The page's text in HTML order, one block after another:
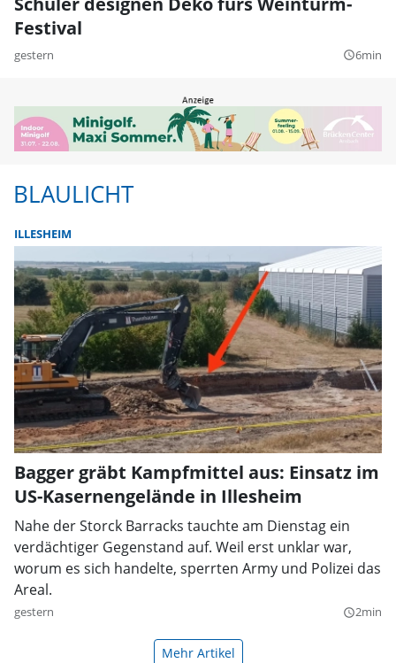
Festival
gestern query_builder6min
BLAULICHT
ILLESHEIM
Bagger gräbt Kampfmittel aus: Einsatz im
US-Kasernengelände in Illesheim
Nahe der Storck Barracks tauchte am Dienstag ein
verdächtiger Gegenstand auf. Weil erst unklar war,
worum es sich handelte, sperrten Army und Polizei das
Areal.
gestern query_builder2min
Mehr Artikel